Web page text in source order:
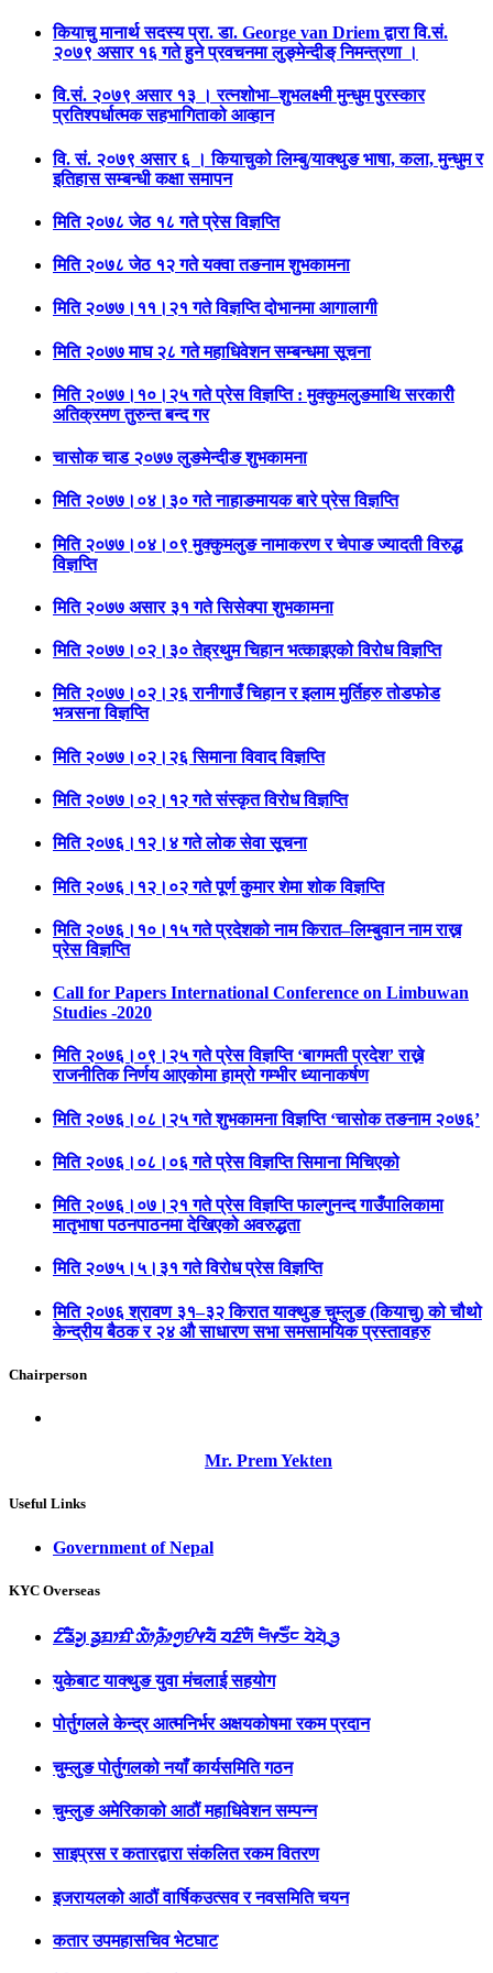
कियाचु मानार्थ सदस्य प्रा. डा. George van Driem द्वारा वि.सं.
२०७९ असार १६ गते हुने प्रवचनमा लुङ्मेन्दीङ् निमन्त्रणा ।
वि.सं. २०७९ असार १३ । रत्नशोभा–शुभलक्ष्मी मुन्धुम पुरस्कार
प्रतिश्पर्धात्मक सहभागिताको आव्हान
वि. सं. २०७९ असार ६ । कियाचुको लिम्बु/याक्थुङ भाषा, कला, मुन्धुम र
इतिहास सम्बन्धी कक्षा समापन
मिति २०७८ जेठ १८ गते प्रेस विज्ञप्ति
मिति २०७८ जेठ १२ गते यक्वा तङनाम शुभकामना
मिति २०७७।११।२१ गते विज्ञप्ति दोभानमा आगालागी
मिति २०७७ माघ २८ गते महाधिवेशन सम्बन्धमा सूचना
मिति २०७७।१०।२५ गते प्रेस विज्ञप्ति : मुक्कुमलुङमाथि सरकारीे
अतिक्रमण तुरुन्त बन्द गर
चासोक चाड २०७७ लुङमेन्दीङ शुभकामना
मिति २०७७।०४।३० गते नाहाङमायक बारे प्रेस विज्ञप्ति
मिति २०७७।०४।०९ मुक्कुमलुङ नामाकरण र चेपाङ ज्यादती विरुद्ध
विज्ञप्ति
मिति २०७७ असार ३१ गते सिसेक्पा शुभकामना
मिति २०७७।०२।३० तेह्रथुम चिहान भत्काइएको विरोध विज्ञप्ति
मिति २०७७।०२।२६ रानीगाउँ चिहान र इलाम मुर्तिहरु तोडफोड
भत्र्सना विज्ञप्ति
मिति २०७७।०२।२६ सिमाना विवाद विज्ञप्ति
मिति २०७७।०२।१२ गते संस्कृत विरोध विज्ञप्ति
मिति २०७६।१२।४ गते लोक सेवा सूचना
मिति २०७६।१२।०२ गते पूर्ण कुमार शेमा शोक विज्ञप्ति
मिति २०७६।१०।१५ गते प्रदेशको नाम किरात–लिम्बुवान नाम राख्न
प्रेस विज्ञप्ति
Call for Papers International Conference on Limbuwan
Studies -2020
मिति २०७६।०९।२५ गते प्रेस विज्ञप्ति ‘बागमती प्रदेश’ राख्ने
राजनीतिक निर्णय आएकोमा हाम्रो गम्भीर ध्यानाकर्षण
मिति २०७६।०८।२५ गते शुभकामना विज्ञप्ति ‘चासोक तङनाम २०७६’
मिति २०७६।०८।०६ गते प्रेस विज्ञप्ति सिमाना मिचिएको
मिति २०७६।०७।२१ गते प्रेस विज्ञप्ति फाल्गुनन्द गाउँपालिकामा
मातृभाषा पठनपाठनमा देखिएको अवरुद्धता
मिति २०७५।५।३१ गते विरोध प्रेस विज्ञप्ति
मिति २०७६ श्रावण ३१–३२ किरात याक्थुङ चुम्लुङ (कियाचु) को चौथो
केन्द्रीय बैठक र २४ औ साधारण सभा समसामयिक प्रस्तावहरु
Chairperson
Mr. Prem Yekten
Useful Links
Government of Nepal
KYC Overseas
ᤁᤡᤕᤠᤆᤢ ᤕᤢᤀᤣᤀᤡ ᤑᤥ᤹ᤌᤥᤛᤢᤎᤡᤶᤔᤠ ᤔᤏᤡᤛᤠ ᤗᤠᤶᤍᤠ᤺ᤰ ᤔᤧᤔᤧᤳᤋᤢ
युकेबाट याक्थुङ युवा मंचलाई सहयोग
पोर्तुगलले केन्द्र आत्मनिर्भर अक्षयकोषमा रकम प्रदान
चुम्लुङ पोर्तुगलको नयाँ कार्यसमिति गठन
चुम्लुङ अमेरिकाको आठौं महाधिवेशन सम्पन्न
साइप्रस र कतारद्वारा संकलित रकम वितरण
इजरायलको आठौं वार्षिकउत्सव र नवसमिति चयन
कतार उपमहासचिव भेटघाट